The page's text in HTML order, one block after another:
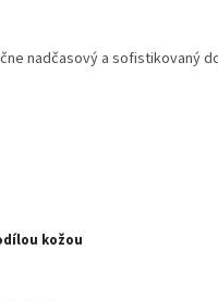
nadčasový a sofistikovaný
kožou